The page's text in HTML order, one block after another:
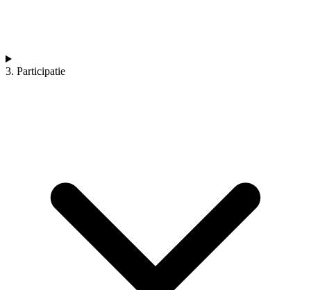
3. Participatie